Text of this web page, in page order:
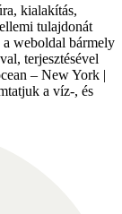
kialakítás,
tulajdonát
weboldal bármely
terjesztésével
– New York |
a víz-, és